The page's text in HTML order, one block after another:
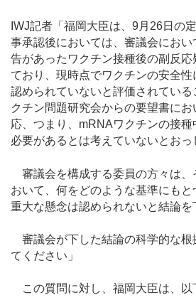
IWJ記者「福岡大臣は、9月26日の
事承認後においては、審議会にお
告があったワクチン接種後の副反
ており、現時点でワクチンの安全
認められていないと評価されてい
クチン問題研究会からの要望書に
応、つまり、mRNAワクチンの接種
必要があるとは考えていないとおっ
審議会を構成する委員の方々は、
おいて、何をどのような基準にもと
重大な懸念は認められないと結論を
審議会が下した結論の科学的な根
てください」
この質問に対し、福岡大臣は、以